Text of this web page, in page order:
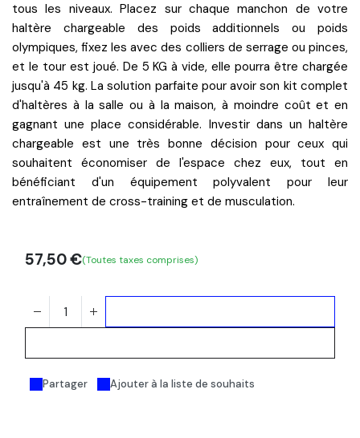
tous les niveaux. Placez sur chaque manchon de votre
haltère chargeable des poids additionnels oupoids
olympiques, fixez les avec des colliers de serrage ou pinces,
et le tour est joué. De 5 KG à vide, elle pourra être chargée
jusqu'à 45 kg. La solution parfaite pour avoir son kit complet
d'haltères à la salle ou à la maison, à moindre coût et en
gagnant une place considérable. Investir dans un haltère
chargeable est une très bonne décision pour ceux qui
souhaitent économiser de l'espace chez eux, tout en
bénéficiant d'un équipement polyvalentpour leur
entraînement de cross-training et de musculation.
Partager Ajouter à la liste de souhaits
57,50€(Toutes taxes comprises)